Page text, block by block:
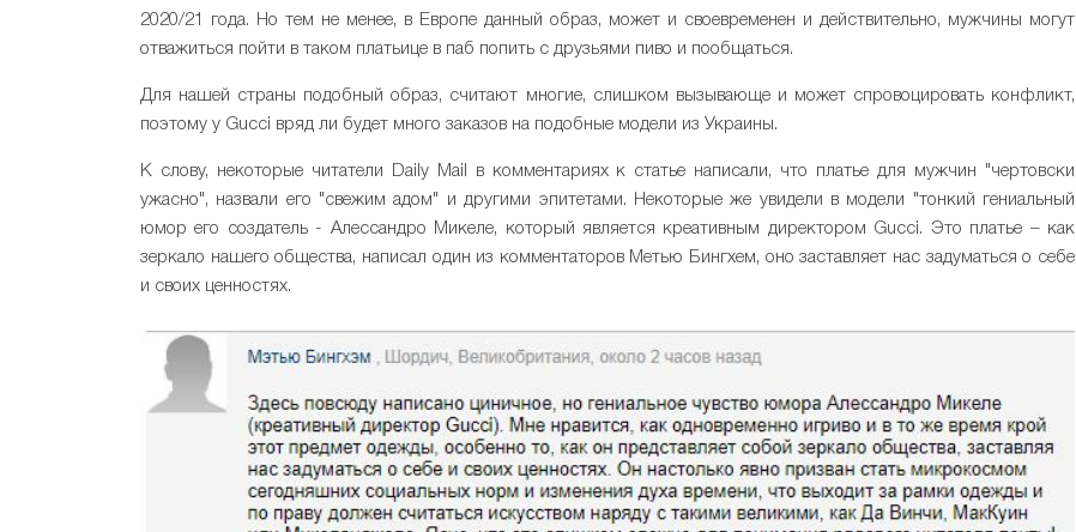
2020/21 года. Но тем не менее, в Европе данный образ, может и своевременен и действительно, мужчины могут
отважиться пойти в таком платьице в паб попить с друзьями пиво и пообщаться.
Для нашей страны подобный образ, считают многие, слишком вызывающе и может спровоцировать конфликт,
поэтому у Gucci вряд ли будет много заказов на подобные модели из Украины.
К слову, некоторые читатели Daily Mail в комментариях к статье написали, что платье для мужчин "чертовски
ужасно", назвали его "свежим адом" и другими эпитетами. Некоторые же увидели в модели "тонкий гениальный
юмор его создатель - Алессандро Микеле, который является креативным директором Gucci. Это платье – как
зеркало нашего общества, написал один из комментаторов Метью Бингхем, оно заставляет нас задуматься о себе
и своих ценностях.